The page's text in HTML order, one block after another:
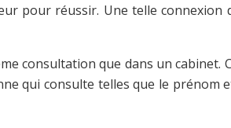
pour réussir. Une telle connexion
consultation que dans un
qui consulte telles que le